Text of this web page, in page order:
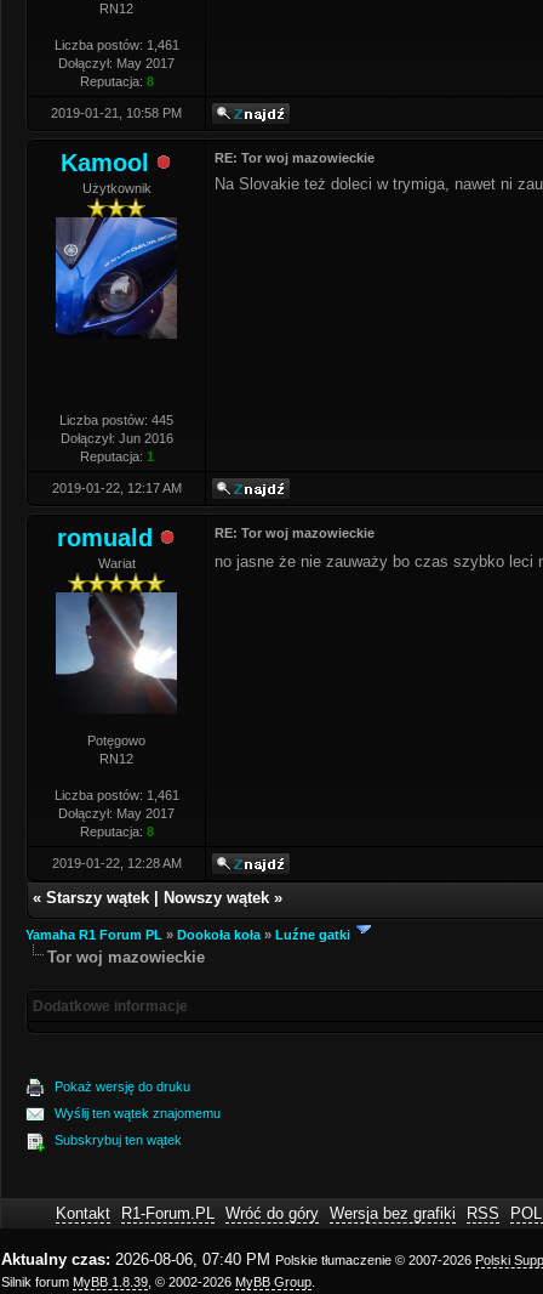
RN12
Liczba postów: 1,461
Dołączył: May 2017
Reputacja: 8
2019-01-21, 10:58 PM
Kamool
Użytkownik
Liczba postów: 445
Dołączył: Jun 2016
Reputacja: 1
RE: Tor woj mazowieckie
Na Slovakie też doleci w trymiga, nawet ni
2019-01-22, 12:17 AM
romuald
Wariat
Potęgowo
RN12
Liczba postów: 1,461
Dołączył: May 2017
Reputacja: 8
RE: Tor woj mazowieckie
no jasne że nie zauważy bo czas szybko
2019-01-22, 12:28 AM
« Starszy wątek Nowszy wątek »
Yamaha R1 Forum PL » Dookoła koła » Luźne gatki
Tor woj mazowieckie
Dodatkowe informacje
Pokaż wersję do druku
Wyślij ten wątek znajomemu
Subskrybuj ten wątek
Kontakt R1-Forum.PL Wróć do góry Wersja bez grafiki RSS
Aktualny czas: 2026-08-06, 07:40 PM Polskie tłumaczenie © 2007-2026 Polski
Silnik forum MyBB 1.8.39 , © 2002-2026 MyBB Group